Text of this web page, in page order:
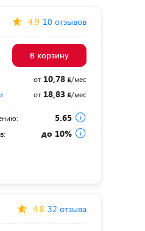
4.9 10 отзывов
В корзину
от10,78
/мес
от18,83 /мес
5.65
до 10%
4.8 32 отзыва